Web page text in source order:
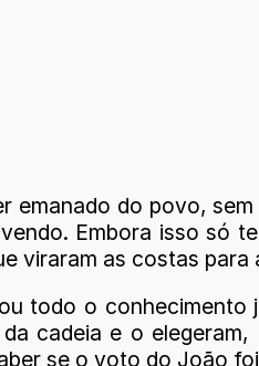
emanado do povo,
Embora isso só
viraram as costas
todo o
cadeia e o
se o voto do João